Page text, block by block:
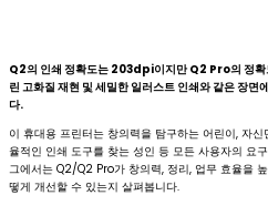
Q2의 인쇄 정확도는 203dpi이지만 Q2 Pro의 정확
린 고화질 재현 및 세밀한 일러스트 인쇄와 같은 장면
다.
이 휴대용 프린터는 창의력을 탐구하는 어린이, 자
율적인 인쇄 도구를 찾는 성인 등 모든 사용자의 요
그에서는 Q2/Q2 Pro가 창의력, 정리, 업무 효율을
떻게 개선할 수 있는지 살펴봅니다.